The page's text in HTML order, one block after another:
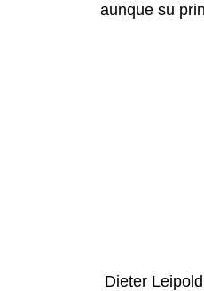
aunque su
Dieter